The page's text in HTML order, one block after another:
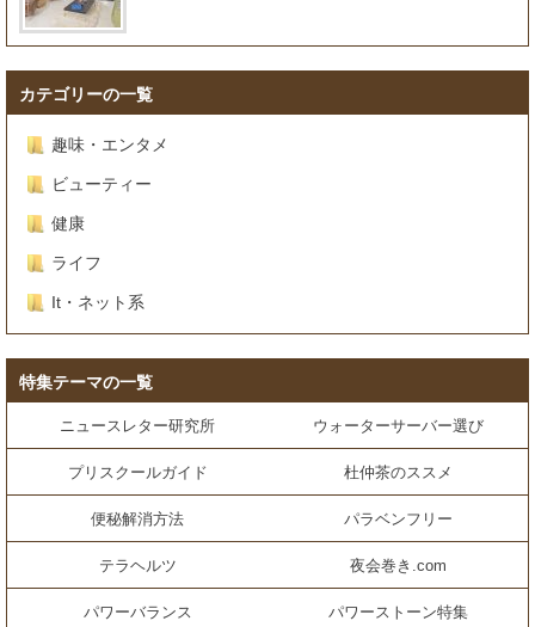
カテゴリーの一覧
趣味・エンタメ
ビューティー
健康
ライフ
It・ネット系
特集テーマの一覧
ニュースレター研究所 ウォーターサーバー選び
プリスクールガイド 杜仲茶のススメ
便秘解消方法 パラベンフリー
テラヘルツ 夜会巻き.com
パワーバランス パワーストーン特集